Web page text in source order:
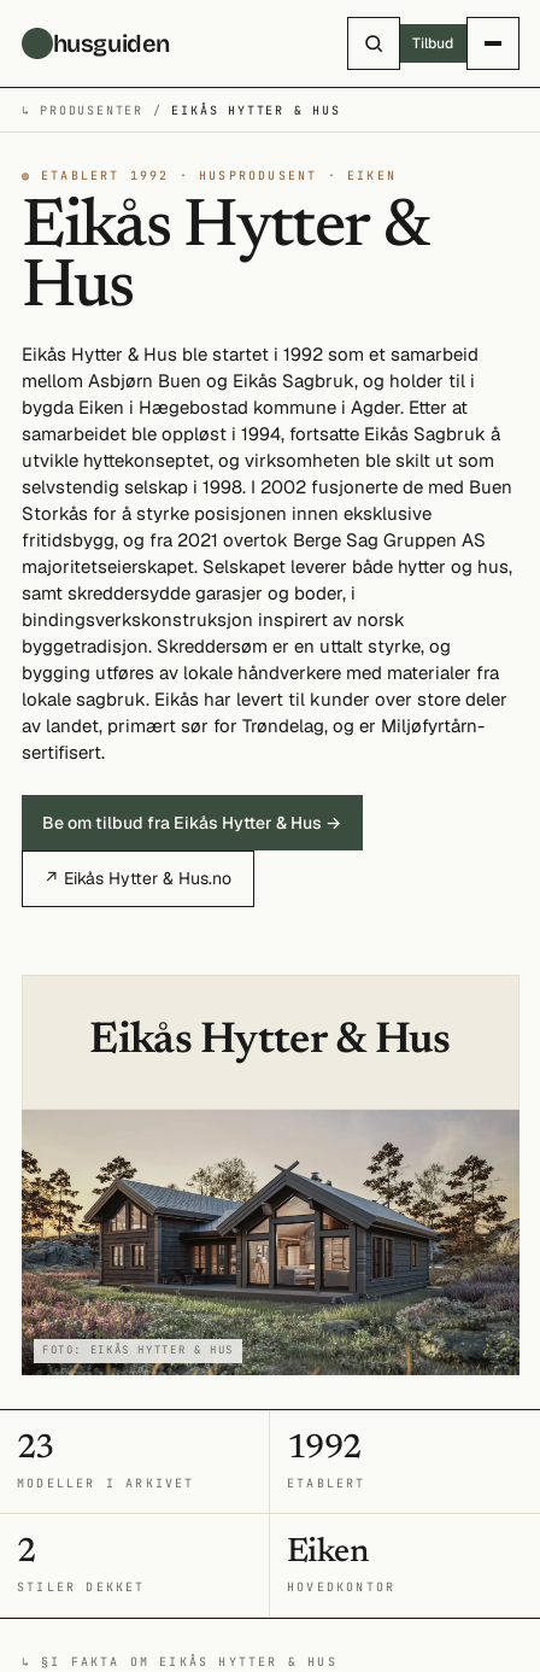
husguiden Tilbud
↳ PRODUSENTER / EIKÅS HYTTER & HUS
◍ ETABLERT 1992 · HUSPRODUSENT · EIKEN
Eikås Hytter &
Hus
Eikås Hytter & Hus ble startet i 1992 som et samarbeid
mellom Asbjørn Buen og Eikås Sagbruk, og holder til i
bygda Eiken i Hægebostad kommune i Agder. Etter at
samarbeidet ble oppløst i 1994, fortsatte Eikås Sagbruk å
utvikle hyttekonseptet, og virksomheten ble skilt ut som
selvstendig selskap i 1998. I 2002 fusjonerte de med Buen
Storkås for å styrke posisjonen innen eksklusive
fritidsbygg, og fra 2021 overtok Berge Sag Gruppen AS
majoritetseierskapet. Selskapet leverer både hytter og hus,
samt skreddersydde garasjer og boder, i
bindingsverkskonstruksjon inspirert av norsk
byggetradisjon. Skreddersøm er en uttalt styrke, og
bygging utføres av lokale håndverkere med materialer fra
lokale sagbruk. Eikås har levert til kunder over store deler
av landet, primært sør for Trøndelag, og er Miljøfyrtårn-
sertifisert.
Be om tilbud fra Eikås Hytter & Hus →
↗ Eikås Hytter & Hus.no
Eikås Hytter & Hus
FOTO: EIKÅS HYTTER & HUS
23
MODELLER I ARKIVET
1992
ETABLERT
2
STILER DEKKET
Eiken
HOVEDKONTOR
↳ §I FAKTA OM EIKÅS HYTTER & HUS